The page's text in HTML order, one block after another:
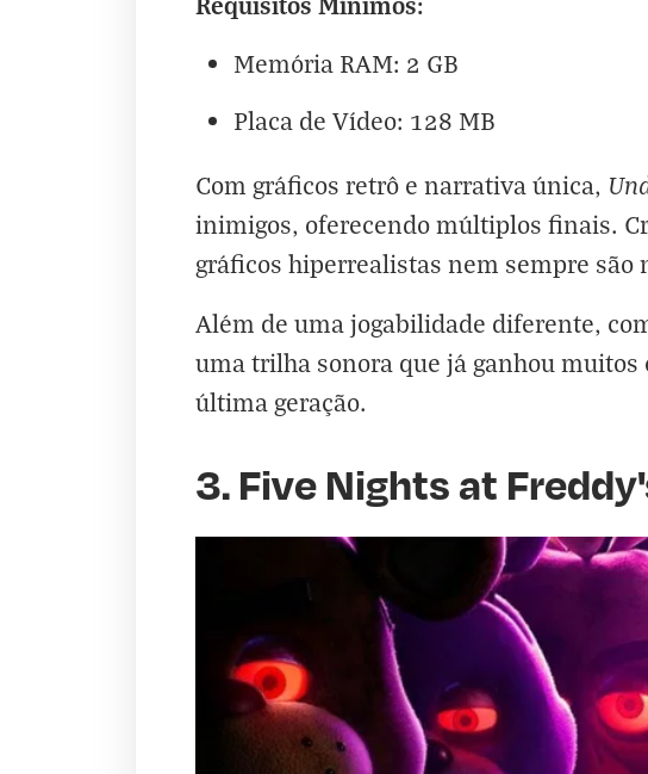
Memória RAM: 2 GB
Placa de Vídeo: 128 MB
Com gráficos retrô e narrativa única,
inimigos, oferecendo múltiplos finais.
gráficos hiperrealistas nem sempre são
Além de uma jogabilidade diferente,
uma trilha sonora que já ganhou
última geração.
3. Five Nights at